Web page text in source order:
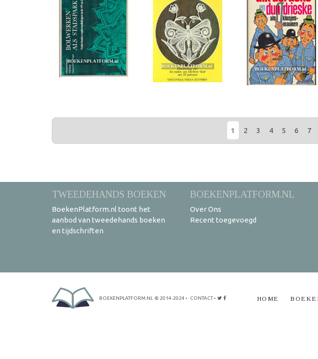
PAGINA'S 1 2 3 4 5 6 7
TWEEDEHANDS BOEKEN
BoekenPlatform.nl toont het
aanbod van tweedehands boeken
en tijdschriften
BOEKENPLATFORM.NL
Over Ons
Recent toegevoegd
BOEKENPLATFORM.NL © 2014-2024 • CONTACT• HOME